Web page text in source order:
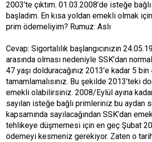
2003’te çıktım. 01.03.2008’de isteğe
başladım. En kısa yoldan emekli olmak
prim ödemeliyim? Rumuz: Aslı
Cevap: Sigortalılık başlangıcınızın
arasında olması nedeniyle SSK’dan
47 yaşı dolduracağınız 2013’e kadar 5
tamamlamalısınız. Bu şekilde 2013’teki
emekli olabilirsiniz. 2008/Eylül ayına
sayılan isteğe bağlı primleriniz bu aydan
kapsamında sayılacağından SSK’dan
tehlikeye düşmemesi için en geç Şubat
ödemeyi kesmeniz gerekiyor. Zaten o